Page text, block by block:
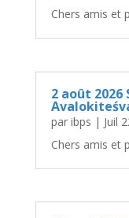
Chers amis et
2 août 2026
par ibps | Juil
Chers amis et